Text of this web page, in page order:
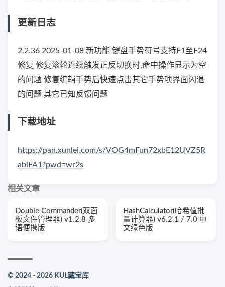
更新日志
2.2.36 2025-01-08 新功能 键盘手势符号支持F1至F24
修复 修复滚轮连续触发正反切换时,命中操作显示为空
的问题 修复编辑手势后快速点击其它手势项界面闪退
的问题 其它已知反馈问题
下载地址
https://pan.xunlei.com/s/VOG4mFun72xbE12UVZ5R
ablFA1?pwd=wr2s
相关文章
Double Commander(双面
板文件管理器) v1.2.8 多
语便携版
HashCalculator(哈希值批
量计算器) v6.2.1 / 7.0 中
文绿色版
© 2024 - 2026 KUL藏宝库